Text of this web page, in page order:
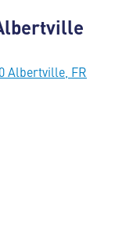
Albertville, FR